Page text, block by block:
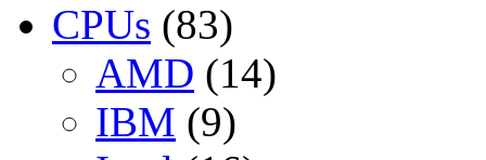
CPUs (83)
AMD (14)
IBM (9)